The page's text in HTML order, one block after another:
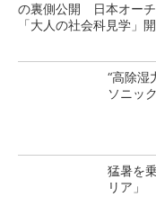
の裏側公開 日本オー
「大人の社会科見学」
“高除
ソニッ
猛暑を
リア」